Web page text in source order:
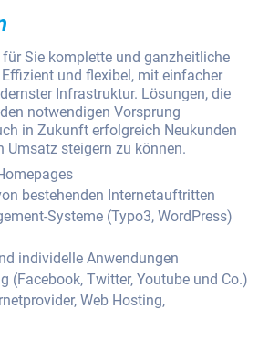
Sie komplette und ganzheitliche
und flexibel, mit einfacher
Infrastruktur. Lösungen, die
notwendigen Vorsprung
in Zukunft erfolgreich Neukunden
Umsatz steigern zu können.
bestehenden Internetauftritten
Systeme (Typo3, WordPress)
individelle Anwendungen
(Facebook, Twitter, Youtube und Co.)
Web Hosting,